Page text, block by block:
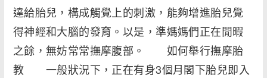
達給胎兒，構成觸覺上的刺激，能夠增進胎兒覺
得神經和大腦的發育。以是，準媽媽們正在閒暇
之餘，無妨常常撫摩腹部。 如何舉行撫摩胎
教 一般狀況下，正在有身3個月閣下胎兒即入